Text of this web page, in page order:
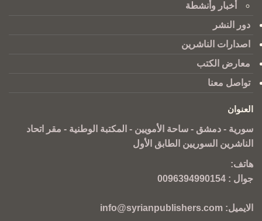
أخبار وأنشطة
دور النشر
اصدارات الناشرين
معارض الكتب
تواصل معنا
العنوان
سورية - دمشق - ساحة الأمويين - المكتبة الوطنية - مقر اتحاد
الناشرين السوريين الطابق الأول
هاتف:
جوال : 0096394990154
الايميل: info@syrianpublishers.com